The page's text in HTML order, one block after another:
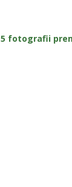
5 fotografii